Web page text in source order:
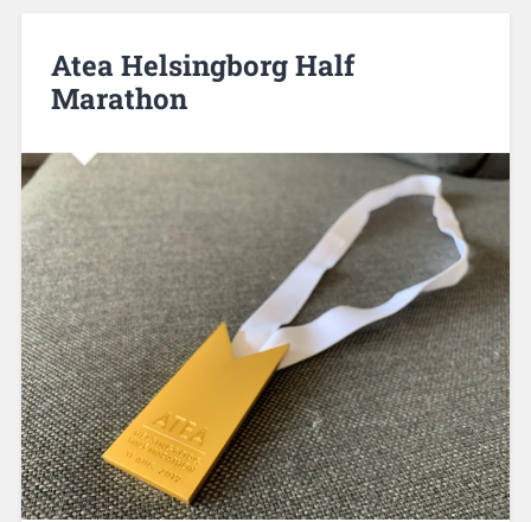
Atea Helsingborg Half
Marathon